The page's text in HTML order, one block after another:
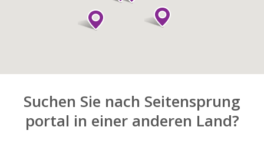
Suchen Sie nach Seitensprung
portal in einer anderen Land?